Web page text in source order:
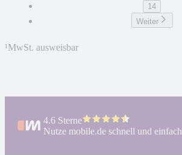
14
Weiter
¹MwSt. ausweisbar
4.6 Sterne
Nutze mobile.de schnell und einfach